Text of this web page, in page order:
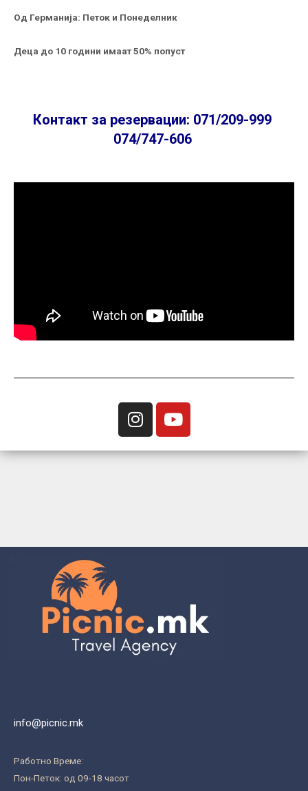
Од Германија: Петок и Понеделник
Деца до 10 години имаат 50% попуст
Контакт за резервации: 071/209-999
074/747-606
info@picnic.mk
Работно Време:
Пон-Петок: од 09-18 часот